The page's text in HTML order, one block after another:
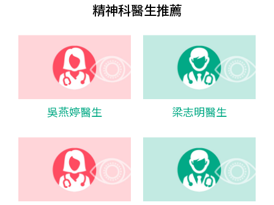
精神科醫生推薦
吳燕婷醫生 梁志明醫生